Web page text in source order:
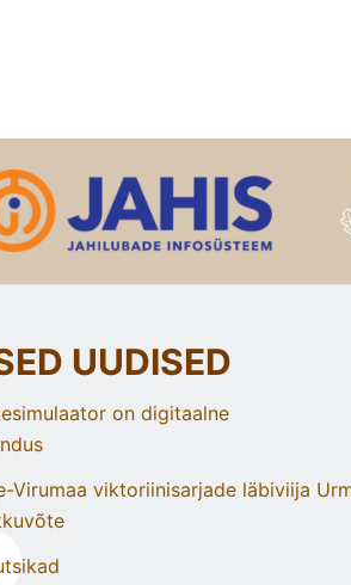
UUDISED
on digitaalne
Virumaa viktoriinisarjade läbiviija